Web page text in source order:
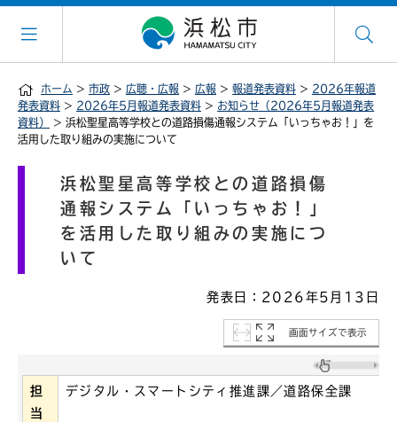
ホーム > 市政 > 広聴・広報 > 広報 > 報道発表資料 > 2026年報道
発表資料 > 2026年5月報道発表資料 > お知らせ（2026年5月報道発表
資料）
> 浜松聖星高等学校との道路損傷通報システム「いっちゃお！」を
活用した取り組みの実施について
浜松聖星高等学校との道路損傷
通報システム「いっちゃお！」
を活用した取り組みの実施につ
いて
発表日：2026年5月13日
画面サイズで表示
担
当
デジタル・スマートシティ推進課／道路保全課